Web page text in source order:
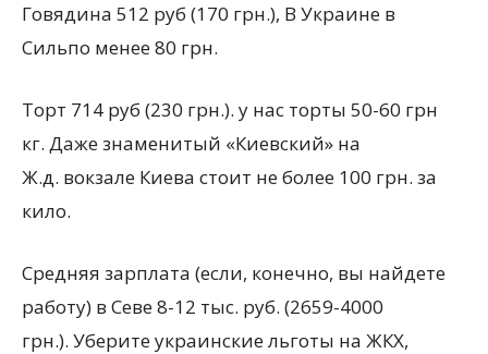
Говядина 512 руб (170 грн.), В Украине в
Сильпо менее 80 грн.
Торт 714 руб (230 грн.). у нас торты 50-60 грн
кг. Даже знаменитый «Киевский» на
Ж.д. вокзале Киева стоит не более 100 грн. за
кило.
Средняя зарплата (если, конечно, вы найдете
работу) в Севе 8-12 тыс. руб. (2659-4000
грн.). Уберите украинские льготы на ЖКХ,